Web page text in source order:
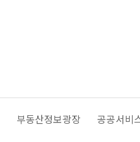
부동산정보광장 공공서비